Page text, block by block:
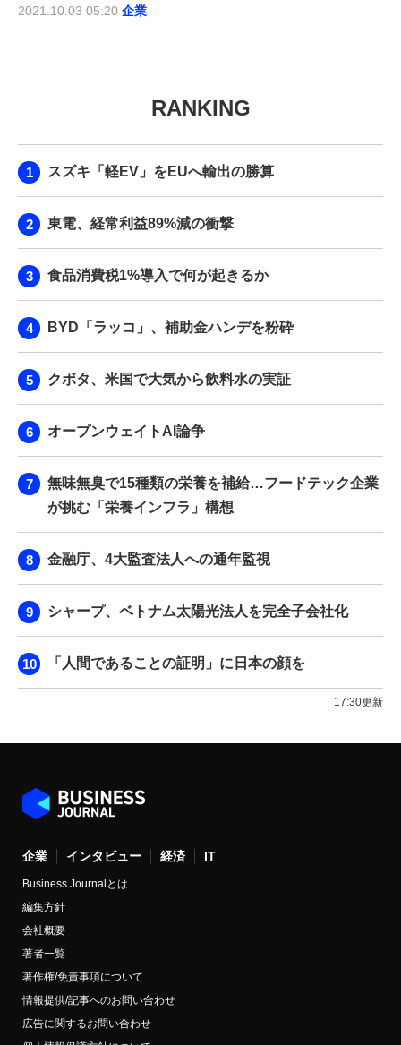
2021.10.03 05:20 企業
RANKING
スズキ「軽EV」をEUへ輸出の勝算
東電、経常利益89%減の衝撃
食品消費税1%導入で何が起きるか
BYD「ラッコ」、補助金ハンデを粉砕
クボタ、米国で大気から飲料水の実証
オープンウェイトAI論争
無味無臭で15種類の栄養を補給…フードテック企業
が挑む「栄養インフラ」構想
金融庁、4大監査法人への通年監視
シャープ、ベトナム太陽光法人を完全子会社化
「人間であることの証明」に日本の顔を
17:30更新
企業 インタビュー 経済 IT
Business Journalとは
編集方針
会社概要
著者一覧
著作権/免責事項について
情報提供/記事へのお問い合わせ
広告に関するお問い合わせ